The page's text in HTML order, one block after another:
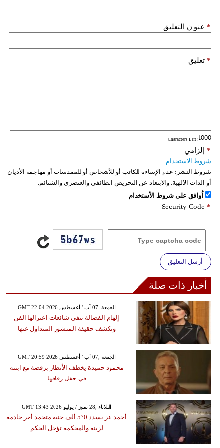
عنوان التعليق *
تعليق *
: Characters Left
إلزامي *
شروط الاستخدام
شروط النشر: عدم الإساءة للكاتب أو للأشخاص أو للمقدسات أو مهاجمة الأديان
أو الذات الالهية. والابتعاد عن التحريض الطائفي والعنصري والشتائم.
اُوافق على شروط الأستخدام
Security Code *
أرسل التعليق
أخبار ذات صلة
GMT 22:04 2026 الجمعة ,07 آب / أغسطس
إلهام الفضالة تنفي شائعات اعتزالها الفن
وتكشف حقيقة المنشور المتداول عنها
GMT 20:59 2026 الجمعة ,07 آب / أغسطس
محمود حميدة يخطف الأنظار برقصة مع ابنته
في حفل زفافها
GMT 13:43 2026 الثلاثاء ,28 تموز / يوليو
أحمد عز يسدد 570 ألف جنيه متجمد أجر خادمة
لزينة والمحكمة تؤجل الحكم